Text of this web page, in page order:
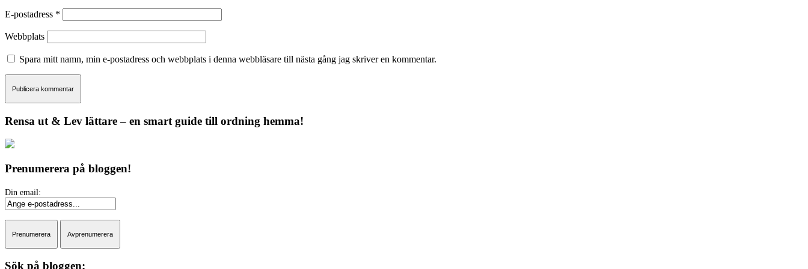
E-postadress *
Webbplats
Spara mitt namn, min e-postadress och webbplats i denna webbläsare till nästa gång jag skriver en kommentar.
Rensa ut & Lev lättare – en smart guide till ordning hemma!
Prenumerera på bloggen!
Sök på bloggen: